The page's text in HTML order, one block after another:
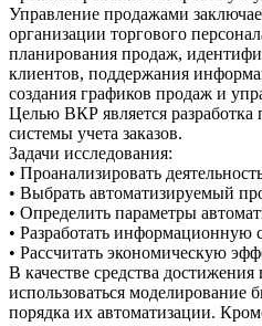
Управление продажами
организации торгового
планирования продаж,
клиентов, поддержания
создания графиков продаж и
Целью ВКР является
системы учета заказов.
Задачи исследования:
• Проанализировать
• Выбрать автоматизируемый
• Определить параметры
• Разработать информационную
• Рассчитать экономическую
В качестве средства
использоваться моделирование
порядка их автоматизации.